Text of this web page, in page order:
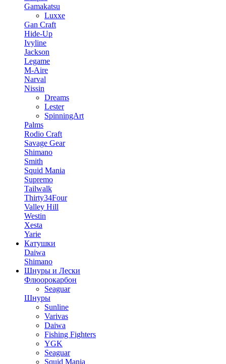
Gamakatsu
Luxxe
Gan Craft
Hide-Up
Ivyline
Jackson
Legame
M-Aire
Narval
Nissin
Dreams
Lester
SpinningArt
Palms
Rodio Craft
Savage Gear
Shimano
Smith
Squid Mania
Supremo
Tailwalk
Thirty34Four
Valley Hill
Westin
Xesta
Yarie
Катушки
Daiwa
Shimano
Шнуры и Лески
Флюорокарбон
Seaguar
Шнуры
Sunline
Varivas
Daiwa
Fishing Fighters
YGK
Seaguar
Squid Mania